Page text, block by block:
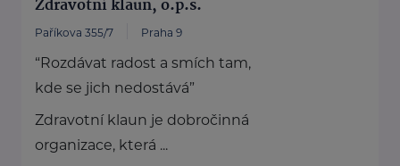
Zdravotní klaun, o.p.s.
Paříkova 355/7 Praha 9
“Rozdávat radost a smích tam,
kde se jich nedostává”
Zdravotní klaun je dobročinná
organizace, která ...